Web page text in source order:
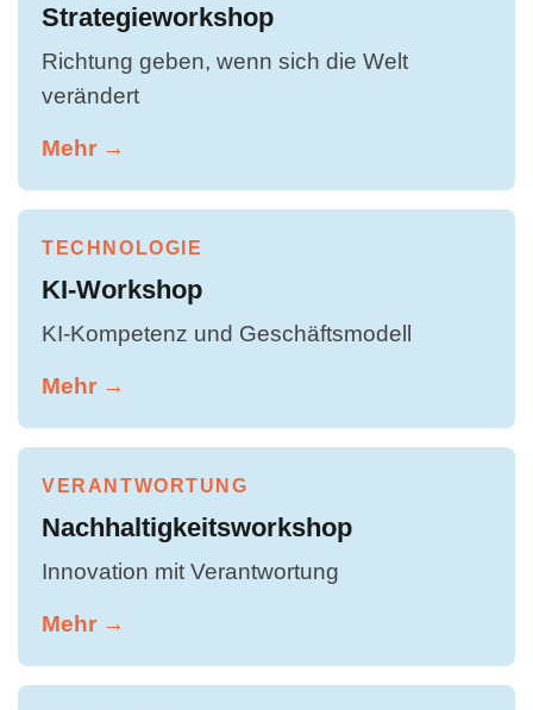
Strategieworkshop
Richtung geben, wenn sich die Welt
verändert
Mehr →
TECHNOLOGIE
KI-Workshop
KI-Kompetenz und Geschäftsmodell
Mehr →
VERANTWORTUNG
Nachhaltigkeitsworkshop
Innovation mit Verantwortung
Mehr →